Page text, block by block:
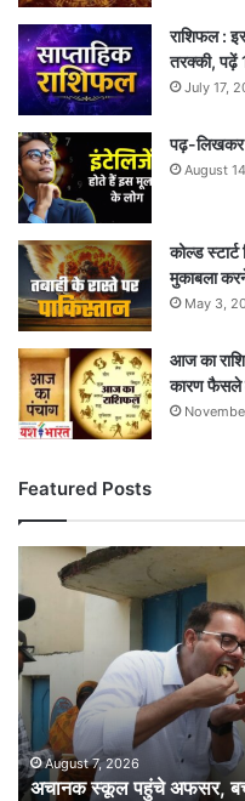
राशिफल :
तरक्की, पढ़ें
July 17,
पढ़-
August
कोल्ड
मुकाबला
May 3,
आज का
कारण फैसले
Featured Posts
अचानक
पहुंचे
अफसर,
बच्चों
को
मिला
‘सरप्राइज’
August 7, 2026
अचानक स्कूल पहुंचे अफसर,